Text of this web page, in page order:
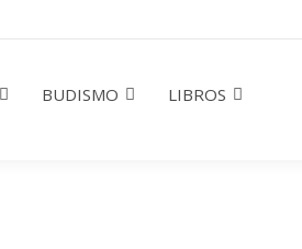
BUDISMO LIBROS